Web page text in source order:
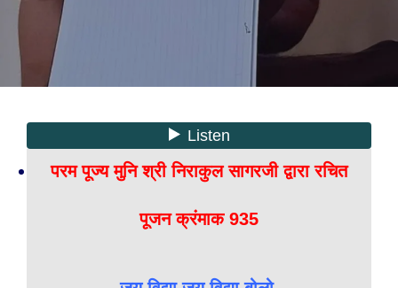
परम पूज्य मुनि श्री निराकुल सागरजी द्वारा रचित
पूजन क्रंमाक 935